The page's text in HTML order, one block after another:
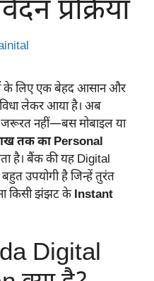
प्रक्रिया
के लिए एक बेहद आसान और
लेकर आया है। अब
नहीं—बस मोबाइल या
तक का Personal
है। बैंक की यह Digital
उपयोगी है जिन्हें तुरंत
किसी झंझट केInstant
Digital